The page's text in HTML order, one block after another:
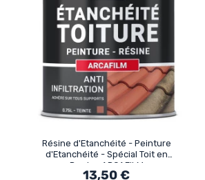
Résine d'Etanchéité - Peinture
d'Etanchéité - Spécial Toit en
Pente : ARCAFILM
13,50 €